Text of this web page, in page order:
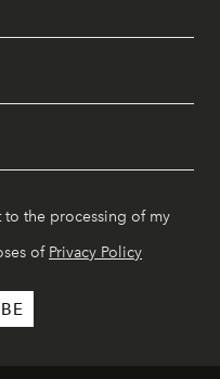
to the processing of my
of Privacy Policy